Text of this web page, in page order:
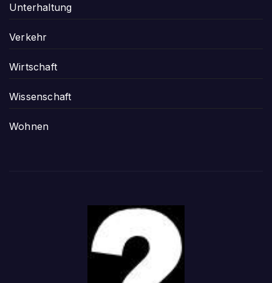
Unterhaltung
Verkehr
Wirtschaft
Wissenschaft
Wohnen